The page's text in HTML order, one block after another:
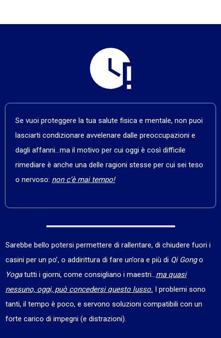
Se vuoi proteggere la tua salute fisica e mentale, non puoi
lasciarti condizionare avvelenare dalle preoccupazioni e
dagli affanni…ma il motivo per cui oggi è così difficile
rimediare è anche una delle ragioni stesse per cui sei teso
o nervoso: non c’è mai tempo!
Sarebbe bello potersi permettere di rallentare, di chiudere fuori i
casini per un po’, o addirittura di fare un’ora e più di Qi Gongo
Yogatutti i giorni, come consigliano i maestri…ma quasi
nessuno, oggi, può concedersi questo lusso. I problemi sono
tanti, il tempo è poco, e servono soluzioni compatibili con un
forte carico di impegni (e distrazioni).